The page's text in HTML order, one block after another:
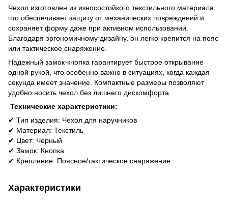
Чехол изготовлен из износостойкого текстильного материала,
что обеспечивает защиту от механических повреждений и
сохраняет форму даже при активном использовании.
Благодаря эргономичному дизайну, он легко крепится на пояс
или тактическое снаряжение.
Надежный замок-кнопка гарантирует быстрое открывание
одной рукой, что особенно важно в ситуациях, когда каждая
секунда имеет значение. Компактные размеры позволяют
удобно носить чехол без лишнего дискомфорта.
Технические характеристики:
✔ Тип изделия: Чехол для наручников
✔ Материал: Текстиль
✔ Цвет: Черный
✔ Замок: Кнопка
✔ Крепление: Поясное/тактическое снаряжение
Характеристики